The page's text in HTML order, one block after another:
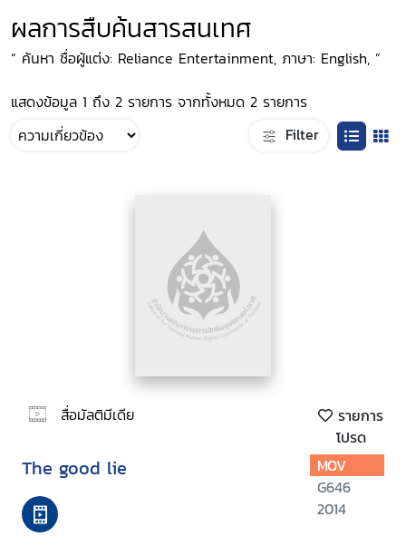
ผลการสืบค้นสารสนเทศ
“ ค้นหา ชื่อผู้แต่ง: Reliance Entertainment, ภาษา: English, ”
แสดงข้อมูล 1 ถึง 2 รายการ จากทั้งหมด 2 รายการ
Filter
สื่อมัลติมีเดีย
รายการ
โปรด
The good lie
MOV
G646
2014